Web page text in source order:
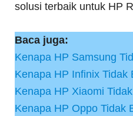
solusi terbaik untuk HP
Baca juga:
Kenapa HP Samsung
Kenapa HP Infinix Tidak
Kenapa HP Xiaomi
Kenapa HP Oppo Tidak